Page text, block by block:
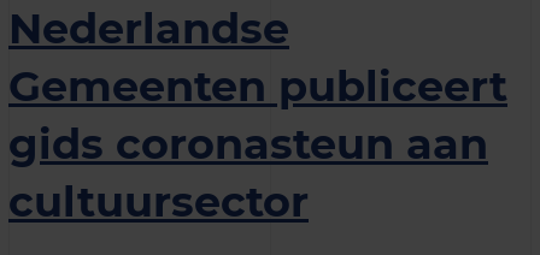
Nederlandse
Gemeenten publiceert
gids coronasteun aan
cultuursector